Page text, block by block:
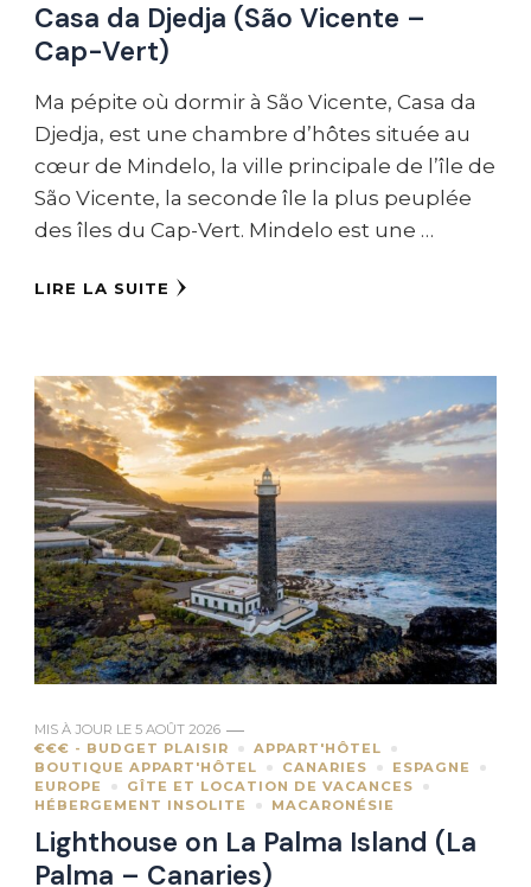
Casa da Djedja (São Vicente –
Cap-Vert)
Ma pépite où dormir à São Vicente, Casa da
Djedja, est une chambre d’hôtes située au
cœur de Mindelo, la ville principale de l’île de
São Vicente, la seconde île la plus peuplée
des îles du Cap-Vert. Mindelo est une …
LIRE LA SUITE
MIS À JOUR LE 5 AOÛT 2026
€€€ - BUDGET PLAISIR
APPART'HÔTEL
BOUTIQUE APPART'HÔTEL
CANARIES
ESPAGNE
EUROPE
GÎTE ET LOCATION DE VACANCES
HÉBERGEMENT INSOLITE
MACARONÉSIE
Lighthouse on La Palma Island (La
Palma – Canaries)